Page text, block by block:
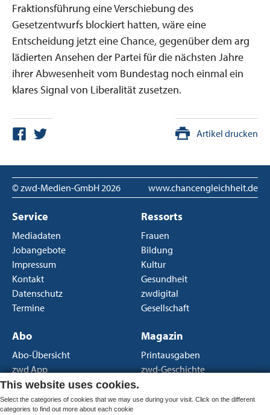
Fraktionsführung eine Verschiebung des
Gesetzentwurfs blockiert hatten, wäre eine
Entscheidung jetzt eine Chance, gegenüber dem arg
lädierten Ansehen der Partei für die nächsten Jahre
ihrer Abwesenheit vom Bundestag noch einmal ein
klares Signal von Liberalität zusetzen.
Artikel drucken
© zwd-Medien-GmbH2026 www.chancengleichheit.de
Service
Mediadaten
Jobangebote
Impressum
Kontakt
Datenschutz
Termine
Ressorts
Frauen
Bildung
Kultur
Gesundheit
zwdigital
Gesellschaft
Abo
Abo-Übersicht
zwd App
Newsletter
AGB Print
Magazin
Printausgaben
zwd-Geschichte
This website uses cookies.
Select the categories of cookies that we may use during your visit. Click on the different
categories to find out more about each cookie